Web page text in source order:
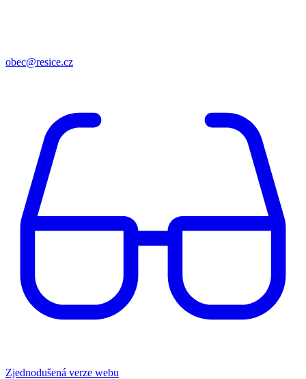
obec@resice.cz
Zjednodušená verze webu